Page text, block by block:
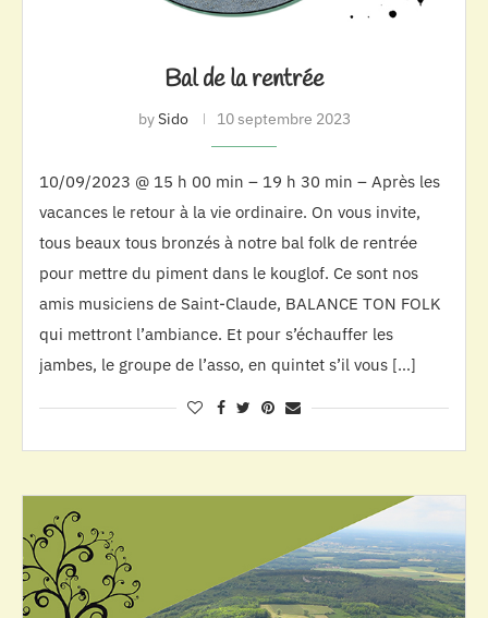
Bal de la rentrée
bySido 10 septembre 2023
10/09/2023 @ 15 h 00 min – 19 h 30 min – Après les
vacances le retour à la vie ordinaire. On vous invite,
tous beaux tous bronzés à notre bal folk de rentrée
pour mettre du piment dans le kouglof. Ce sont nos
amis musiciens de Saint-Claude, BALANCE TON FOLK
qui mettront l’ambiance. Et pour s’échauffer les
jambes, le groupe de l’asso, en quintet s’il vous […]